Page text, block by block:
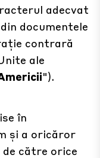
adecvat
documentele
contrară
ale
").
în
și a oricăror
către orice